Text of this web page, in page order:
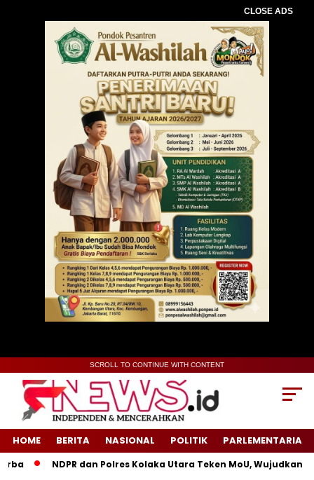
CLOSE ADS
SCROLL TO CONTINUE WITH CONTENT
HOME BERITA NASIONAL POLITIK PARLEMENTARIA
NDPR dan Polres Kolaka Utara Teken MoU, Wujudkan